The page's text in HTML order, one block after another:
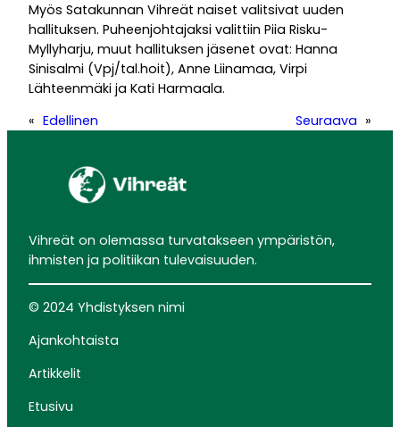
Myös Satakunnan Vihreät naiset valitsivat uuden
hallituksen. Puheenjohtajaksi valittiin Piia Risku-
Myllyharju, muut hallituksen jäsenet ovat: Hanna
Sinisalmi (Vpj/tal.hoit), Anne Liinamaa, Virpi
Lähteenmäki ja Kati Harmaala.
« Edellinen Seuraava »
Vihreät on olemassa turvatakseen ympäristön,
ihmisten ja politiikan tulevaisuuden.
© 2024 Yhdistyksen nimi
Ajankohtaista
Artikkelit
Etusivu